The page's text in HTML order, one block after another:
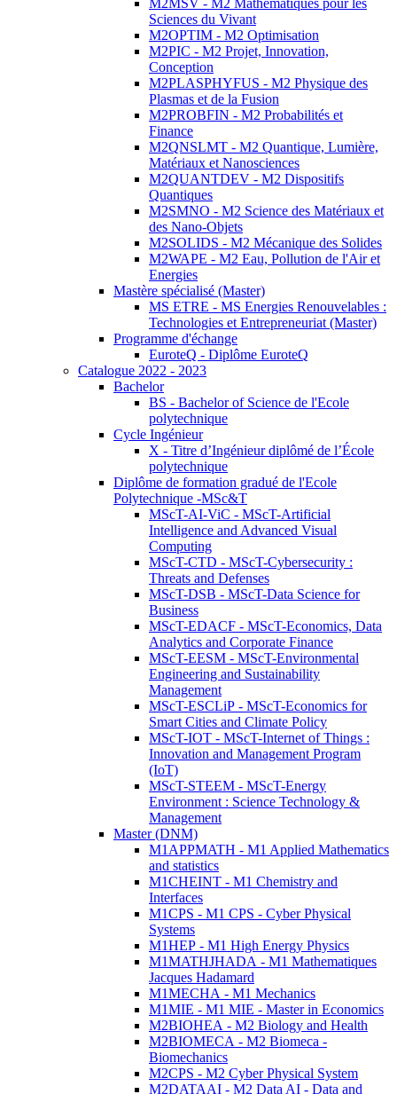
M2MSV - M2 Mathématiques pour les
Sciences du Vivant
M2OPTIM - M2 Optimisation
M2PIC - M2 Projet, Innovation,
Conception
M2PLASPHYFUS - M2 Physique des
Plasmas et de la Fusion
M2PROBFIN - M2 Probabilités et
Finance
M2QNSLMT - M2 Quantique, Lumière,
Matériaux et Nanosciences
M2QUANTDEV - M2 Dispositifs
Quantiques
M2SMNO - M2 Science des Matériaux et
des Nano-Objets
M2SOLIDS - M2 Mécanique des Solides
M2WAPE - M2 Eau, Pollution de l'Air et
Energies
Mastère spécialisé (Master)
MS ETRE - MS Energies Renouvelables :
Technologies et Entrepreneuriat (Master)
Programme d'échange
EuroteQ - Diplôme EuroteQ
Catalogue 2022 - 2023
Bachelor
BS - Bachelor of Science de l'Ecole
polytechnique
Cycle Ingénieur
X - Titre d’Ingénieur diplômé de l’École
polytechnique
Diplôme de formation gradué de l'Ecole
Polytechnique -MSc&T
MScT-AI-ViC - MScT-Artificial
Intelligence and Advanced Visual
Computing
MScT-CTD - MScT-Cybersecurity :
Threats and Defenses
MScT-DSB - MScT-Data Science for
Business
MScT-EDACF - MScT-Economics, Data
Analytics and Corporate Finance
MScT-EESM - MScT-Environmental
Engineering and Sustainability
Management
MScT-ESCLiP - MScT-Economics for
Smart Cities and Climate Policy
MScT-IOT - MScT-Internet of Things :
Innovation and Management Program
(IoT)
MScT-STEEM - MScT-Energy
Environment : Science Technology &
Management
Master (DNM)
M1APPMATH - M1 Applied Mathematics
and statistics
M1CHEINT - M1 Chemistry and
Interfaces
M1CPS - M1 CPS - Cyber Physical
Systems
M1HEP - M1 High Energy Physics
M1MATHJHADA - M1 Mathematiques
Jacques Hadamard
M1MECHA - M1 Mechanics
M1MIE - M1 MIE - Master in Economics
M2BIOHEA - M2 Biology and Health
M2BIOMECA - M2 Biomeca -
Biomechanics
M2CPS - M2 Cyber Physical System
M2DATAAI - M2 Data AI - Data and